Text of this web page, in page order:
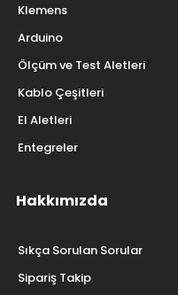
Klemens
Arduino
Ölçüm ve Test Aletleri
Kablo Çeşitleri
El Aletleri
Entegreler
Hakkımızda
Sıkça Sorulan Sorular
Sipariş Takip